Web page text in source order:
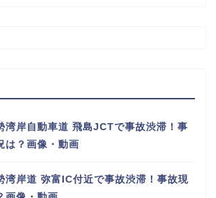
湾岸自動車道 飛島JCTで事故渋滞！事
は？画像・動画
湾岸道 弥富IC付近で事故渋滞！事故現